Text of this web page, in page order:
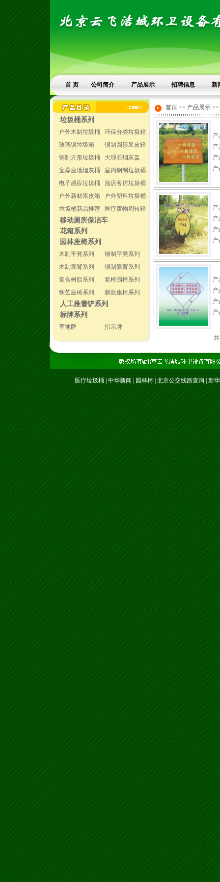
首 页 公司简介 产品展示 招聘信息 新
·垃圾桶系列
户外木制垃圾桶
环保分类垃圾箱
玻璃钢垃圾箱
钢制圆形果皮箱
钢制方形垃圾桶
大理石烟灰盅
宝鼎座地烟灰桶
室内钢制垃圾桶
电子感应垃圾桶
酒店客房垃圾桶
户外新材果皮箱
户外塑料垃圾桶
垃圾桶新品推荐
医疗废物周转箱
·移动厕所保洁车
·花箱系列
· 园林座椅系列
木制平凳系列
钢制平凳系列
木制靠背系列
钢制靠背系列
复合树脂系列
套椅围椅系列
铁艺座椅系列
新款座椅系列
· 人工推雪铲系列
·标牌系列
草地牌 指示牌
首页 >> 产品展示
产
产
产
产
产
产
产
产
产
产
产
产
医疗垃圾桶| 中华新闻 园林椅| 北京公交线路查询 | 新